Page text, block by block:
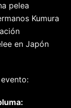
pelea
Kumura
en Japón